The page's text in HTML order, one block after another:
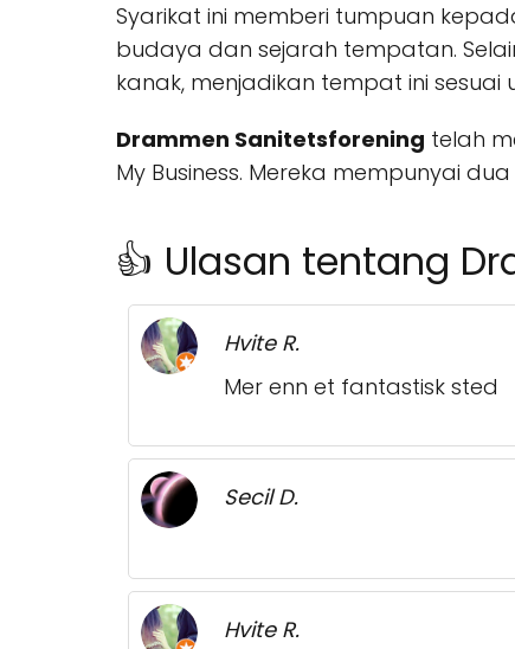
Syarikat ini memberi tumpuan
budaya dan sejarah tempatan.
kanak, menjadikan tempat ini sesuai
Drammen Sanitetsforening telah
My Business. Mereka mempunyai
👍 Ulasan tentang
Hvite R.
Mer enn et fantastisk sted
Secil D.
Hvite R.